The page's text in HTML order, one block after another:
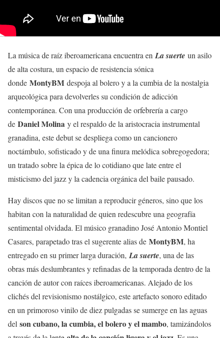
La música de raíz iberoamericana encuentra en La suerte un asilo
de alta costura, un espacio de resistencia sónica
donde MontyBM despoja al bolero y a la cumbia de la nostalgia
arqueológica para devolverles su condición de adicción
contemporánea. Con una producción de orfebrería a cargo
de Daniel Molina y el respaldo de la aristocracia instrumental
granadina, este debut se despliega como un cancionero
noctámbulo, sofisticado y de una finura melódica sobregogedora;
un tratado sobre la épica de lo cotidiano que late entre el
misticismo del jazz y la cadencia orgánica del baile pausado.
Hay discos que no se limitan a reproducir géneros, sino que los
habitan con la naturalidad de quien redescubre una geografía
sentimental olvidada. El músico granadino José Antonio Montiel
Casares, parapetado tras el sugerente alias de MontyBM, ha
entregado en su primer larga duración, La suerte, una de las
obras más deslumbrantes y refinadas de la temporada dentro de la
canción de autor con raíces iberoamericanas. Alejado de los
clichés del revisionismo nostálgico, este artefacto sonoro editado
en un primoroso vinilo de diez pulgadas se sumerge en las aguas
del son cubano, la cumbia, el bolero y el mambo, tamizándolos